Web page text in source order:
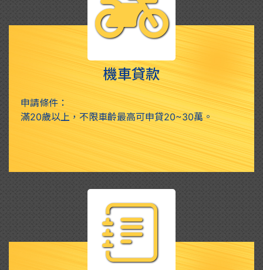
機車貸款
申請條件：
滿20歲以上，不限車齡最高可申貸20~30萬。